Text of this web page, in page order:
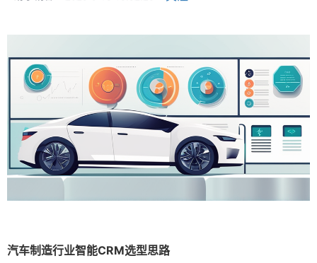
汽车制造行业智能CRM选型思路